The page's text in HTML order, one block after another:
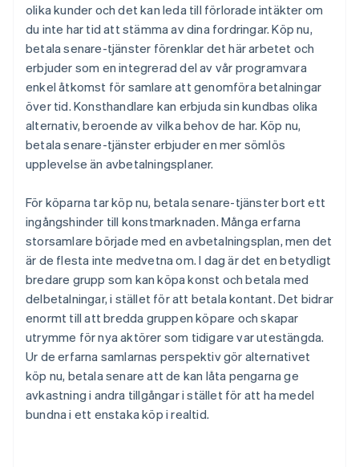
olika kunder och det kan leda till förlorade intäkter om
du inte har tid att stämma av dina fordringar. Köp nu,
betala senare-tjänster förenklar det här arbetet och
erbjuder som en integrerad del av vår programvara
enkel åtkomst för samlare att genomföra betalningar
över tid. Konsthandlare kan erbjuda sin kundbas olika
alternativ, beroende av vilka behov de har. Köp nu,
betala senare-tjänster erbjuder en mer sömlös
upplevelse än avbetalningsplaner.
För köparna tar köp nu, betala senare-tjänster bort ett
ingångshinder till konstmarknaden. Många erfarna
storsamlare började med en avbetalningsplan, men det
är de flesta inte medvetna om. I dag är det en betydligt
bredare grupp som kan köpa konst och betala med
delbetalningar, i stället för att betala kontant. Det bidrar
enormt till att bredda gruppen köpare och skapar
utrymme för nya aktörer som tidigare var utestängda.
Ur de erfarna samlarnas perspektiv gör alternativet
köp nu, betala senare att de kan låta pengarna ge
avkastning i andra tillgångar i stället för att ha medel
bundna i ett enstaka köp i realtid.